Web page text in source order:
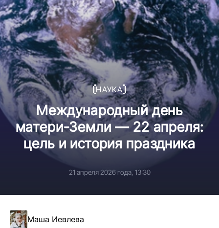
НАУКА
Международный день
матери-Земли — 22 апреля:
цель и история праздника
21 апреля 2026 года, 13:30
Маша Иевлева